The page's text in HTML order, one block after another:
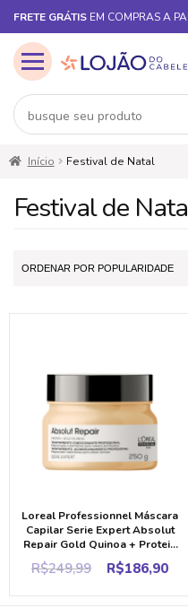
FRETE GRÁTIS EM COMPRAS A
Pular
para
Pular
para
conteúdo
Início Festival de Natal
Festival de
Loreal Professionnel Máscara
Capilar Serie Expert Absolut
Repair Gold Quinoa + Protein
R$249,99
Original
R$186,90